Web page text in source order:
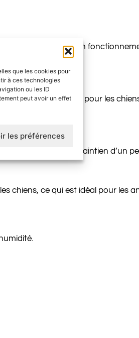
que les cookies pour
à ces technologies
ou les ID
peut avoir un effet
les préférences
d’énergie, au bon
en particulier pour les
de la peau et au maintien d’un
chiens, ce qui est idéal pour les